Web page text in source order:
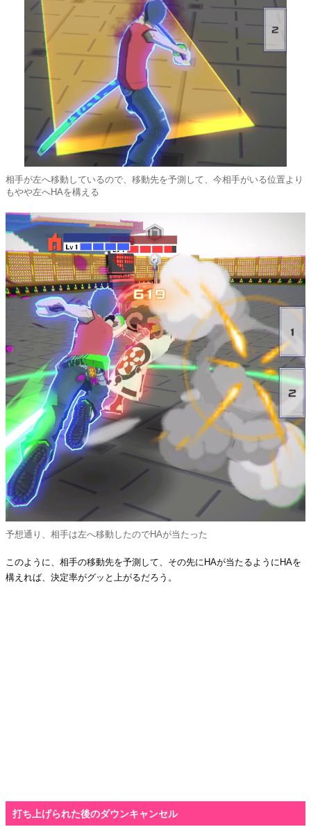
相手が左へ移動しているので、移動先を予測して、今相手がいる位置より
もやや左へHAを構える
予想通り、相手は左へ移動したのでHAが当たった
このように、相手の移動先を予測して、その先にHAが当たるようにHAを
構えれば、決定率がグッと上がるだろう。
打ち上げられた後のダウンキャンセル